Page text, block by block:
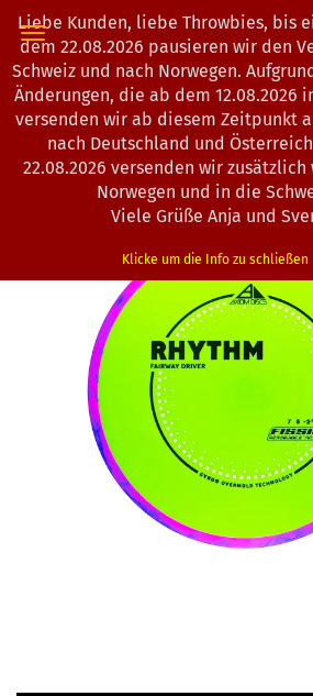
Liebe Kunden, liebe Throwbies, bis
dem 22.08.2026 pausieren wir den
Schweiz und nach Norwegen.
Änderungen, die ab dem 12.08.2026
versenden wir ab diesem Zeitpunkt
nach Deutschland und
22.08.2026 versenden wir
Norwegen und in die
Viele Grüße Anja und
Klicke um die Info zu schließen
« Erster « zurück weiter »
Letzter
Artikel in dieser Kategorie
Axiom Discs | Rhythm | Fission
1203268 )